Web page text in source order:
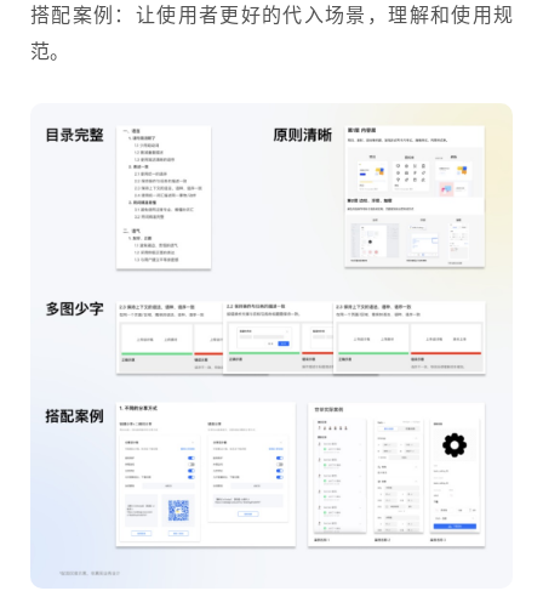
搭配案例：让使用者更好的代入场景，理解和使用规
范。